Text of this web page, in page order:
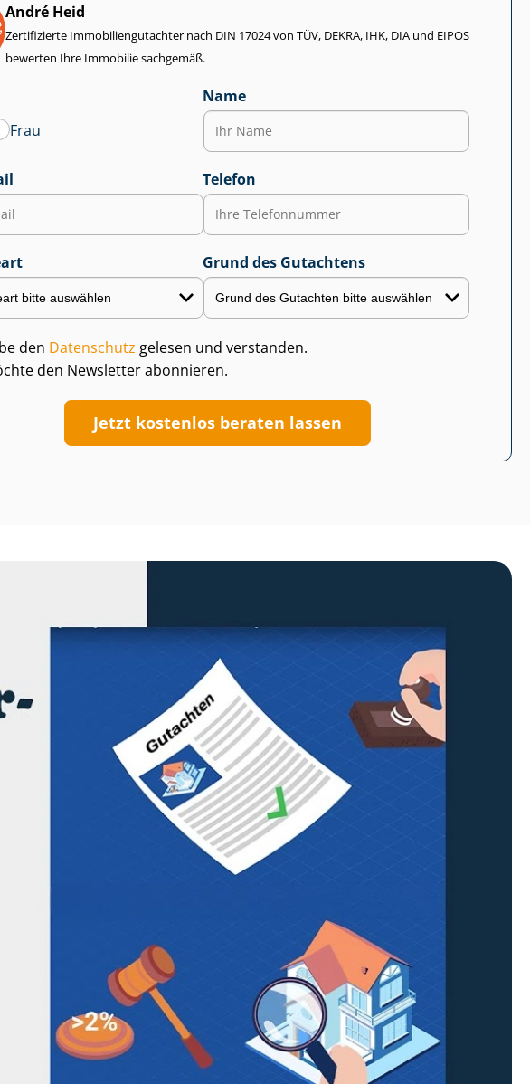
André Heid
Zertifizierte Im­mo­bi­li­en­gut­ach­ter nach DIN 17024 von TÜV, DEKRA, IHK, DIA und EIPOS
bewerten Ihre Immobilie sachgemäß.
Frau
Name
Telefon
Grund des Gutachtens
den Datenschutz gelesen und verstanden.
den Newsletter abonnieren.
Jetzt kostenlos beraten lassen